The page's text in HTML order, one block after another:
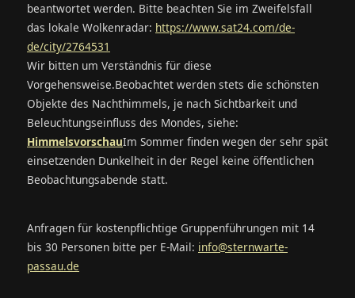
beantwortet werden. Bitte beachten Sie im Zweifelsfall
das lokale Wolkenradar: https://www.sat24.com/de-
de/city/2764531
Wir bitten um Verständnis für diese
Vorgehensweise.Beobachtet werden stets die schönsten
Objekte des Nachthimmels, je nach Sichtbarkeit und
Beleuchtungseinfluss des Mondes, siehe:
HimmelsvorschauIm Sommer finden wegen der sehr spät
einsetzenden Dunkelheit in der Regel keine öffentlichen
Beobachtungsabende statt.
Anfragen für kostenpflichtige Gruppenführungen mit 14
bis 30 Personen bitte per E-Mail: info@sternwarte-
passau.de